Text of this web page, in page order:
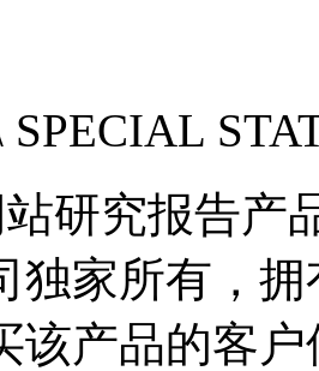
SPECIAL
研究报告产
独家所有，
该产品的客